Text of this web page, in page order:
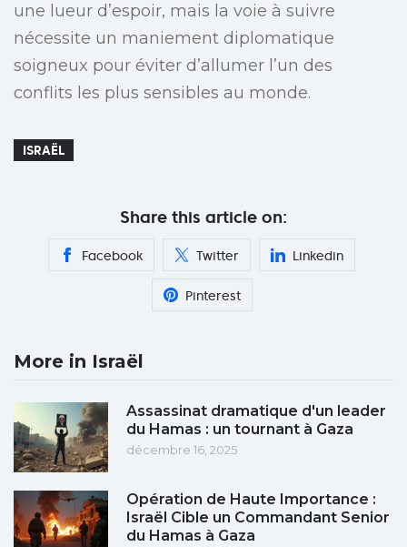
une lueur d’espoir, mais la voie à suivre
nécessite un maniement diplomatique
soigneux pour éviter d’allumer l’un des
conflits les plus sensibles au monde.
ISRAËL
Share this article on:
Facebook Twitter Linkedin
Pinterest
More in Israël
Assassinat dramatique d'un leader
du Hamas : un tournant à Gaza
décembre 16, 2025
Opération de Haute Importance :
Israël Cible un Commandant Senior
du Hamas à Gaza